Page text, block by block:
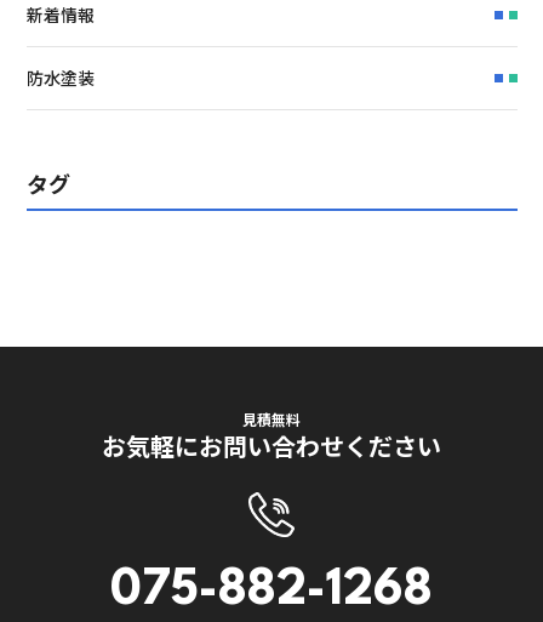
新着情報
防水塗装
タグ
見積無料
お気軽にお問い合わせください
075-882-1268